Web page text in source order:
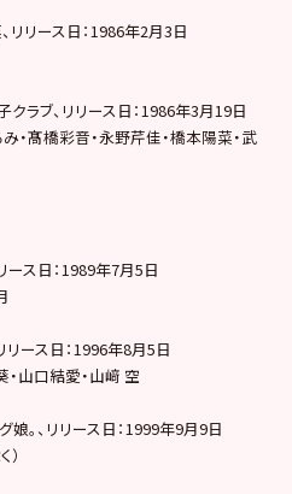
リリース日：1986年2月3日
クラブ、リリース日：1986年3月19日
・髙橋彩音・永野芹佳・橋本陽菜・武
ース日：1989年7月5日
リース日：1996年8月5日
山口結愛・山﨑 空
娘。、リリース日：1999年9月9日